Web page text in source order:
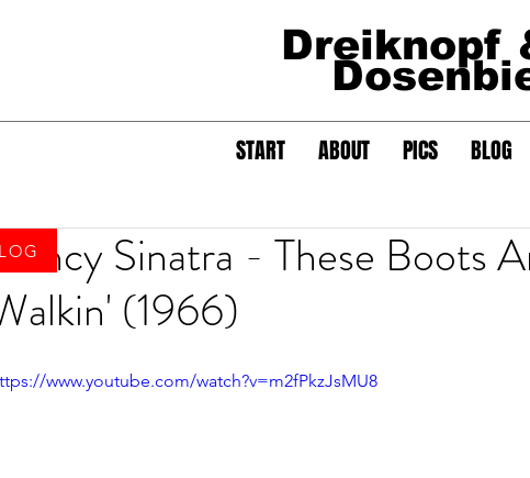
Dreiknopf
START ABOUT PICS BLOG
Sinatra - These Boots
(1966)
www.youtube.com/watch?v=m2fPkzJsMU8